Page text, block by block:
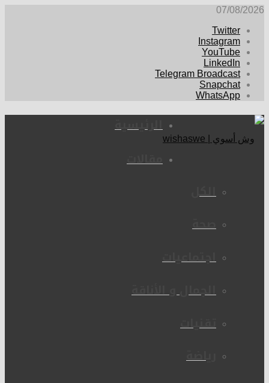
07/08/2026
Twitter
Instagram
YouTube
LinkedIn
Telegram Broadcast
Snapchat
WhatsApp
الرئيسية
مقالات
الكل
صحة
اجتماعيات
الجمال و الأناقة
تقنيات
رياضة